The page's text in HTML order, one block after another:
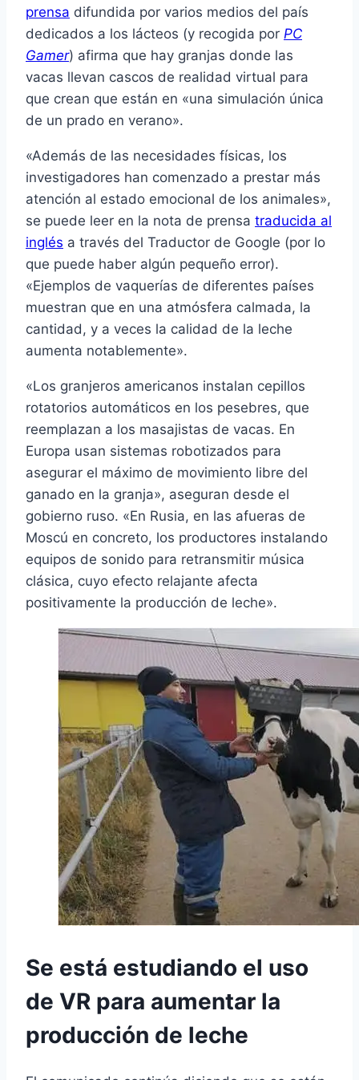
prensa difundida por varios medios del país
dedicados a los lácteos (y recogida por PC
Gamer) afirma que hay granjas donde las
vacas llevan cascos de realidad virtual para
que crean que están en «una simulación única
de un prado en verano».
«Además de las necesidades físicas, los
investigadores han comenzado a prestar más
atención al estado emocional de los animales»,
se puede leer en la nota de prensa traducida al
inglés a través del Traductor de Google (por lo
que puede haber algún pequeño error).
«Ejemplos de vaquerías de diferentes países
muestran que en una atmósfera calmada, la
cantidad, y a veces la calidad de la leche
aumenta notablemente».
«Los granjeros americanos instalan cepillos
rotatorios automáticos en los pesebres, que
reemplazan a los masajistas de vacas. En
Europa usan sistemas robotizados para
asegurar el máximo de movimiento libre del
ganado en la granja», aseguran desde el
gobierno ruso. «En Rusia, en las afueras de
Moscú en concreto, los productores instalando
equipos de sonido para retransmitir música
clásica, cuyo efecto relajante afecta
positivamente la producción de leche».
Se está estudiando el uso
de VR para aumentar la
producción de leche